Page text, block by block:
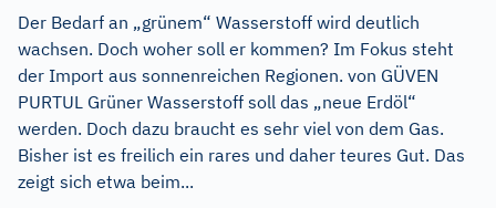
Der Bedarf an „grünem“ Wasserstoff wird deutlich
wachsen. Doch woher soll er kommen? Im Fokus steht
der Import aus sonnenreichen Regionen. von GÜVEN
PURTUL Grüner Wasserstoff soll das „neue Erdöl“
werden. Doch dazu braucht es sehr viel von dem Gas.
Bisher ist es freilich ein rares und daher teures Gut. Das
zeigt sich etwa beim...